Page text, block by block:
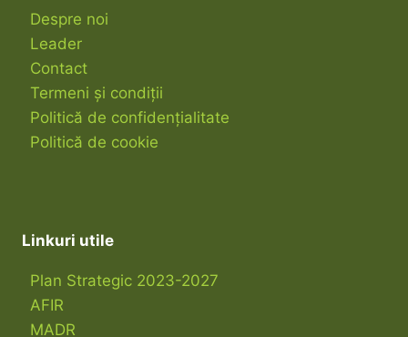
Despre noi
Leader
Contact
Termeni și condiții
Politică de confidențialitate
Politică de cookie
Linkuri utile
Plan Strategic 2023-2027
AFIR
MADR